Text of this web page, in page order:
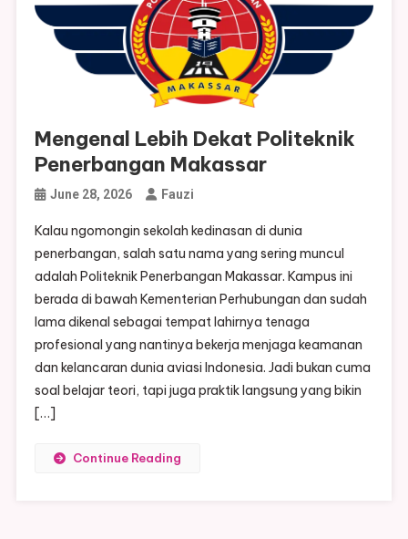
Mengenal Lebih Dekat Politeknik
Penerbangan Makassar
June 28, 2026 Fauzi
Kalau ngomongin sekolah kedinasan di dunia
penerbangan, salah satu nama yang sering muncul
adalah Politeknik Penerbangan Makassar. Kampus ini
berada di bawah Kementerian Perhubungan dan sudah
lama dikenal sebagai tempat lahirnya tenaga
profesional yang nantinya bekerja menjaga keamanan
dan kelancaran dunia aviasi Indonesia. Jadi bukan cuma
soal belajar teori, tapi juga praktik langsung yang bikin
[…]
Continue Reading